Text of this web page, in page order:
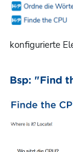
konfigurierte
Bsp: "Find